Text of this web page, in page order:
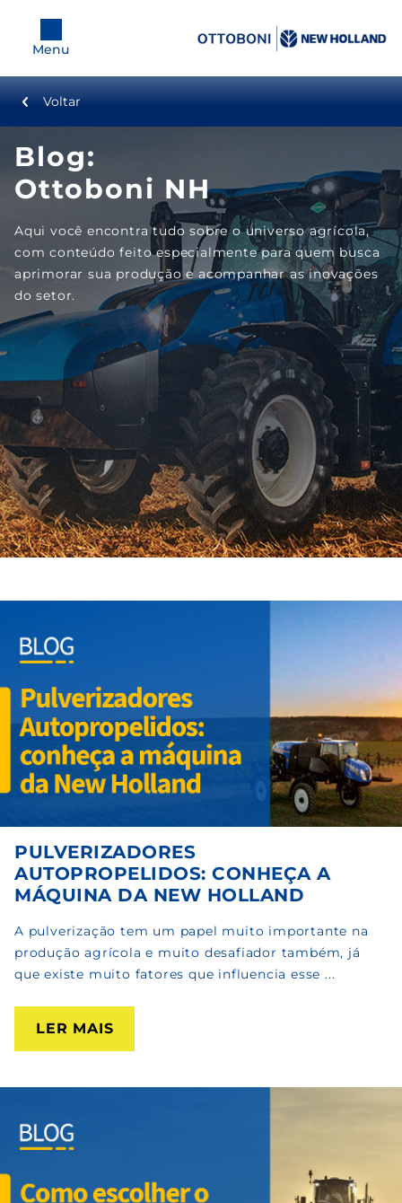
Menu
Equipamentos
Tratores
Colheitadeiras
Plataformas
Pulverizadores
Plantadeiras
Forragem
Implementos Agrícolas
Serviços & Soluções
Buscar
My New Holland World
FAÇA UMA COTAÇÃO
Voltar
Blog:
Ottoboni NH
Aqui você encontra tudo sobre o universo agrícola,
com conteúdo feito especialmente para quem busca
aprimorar sua produção e acompanhar as inovações
do setor.
PULVERIZADORES
AUTOPROPELIDOS: CONHEÇA A
MÁQUINA DA NEW HOLLAND
A pulverização tem um papel muito importante na
produção agrícola e muito desafiador também, já
que existe muito fatores que influencia esse ...
LER MAIS